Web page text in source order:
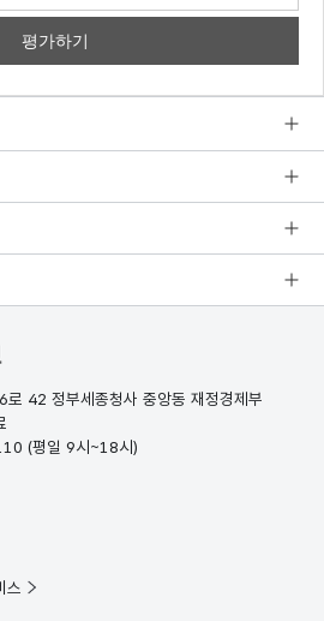
42 정부세종청사 중앙동 재정경제부
(평일 9시~18시)
스
램